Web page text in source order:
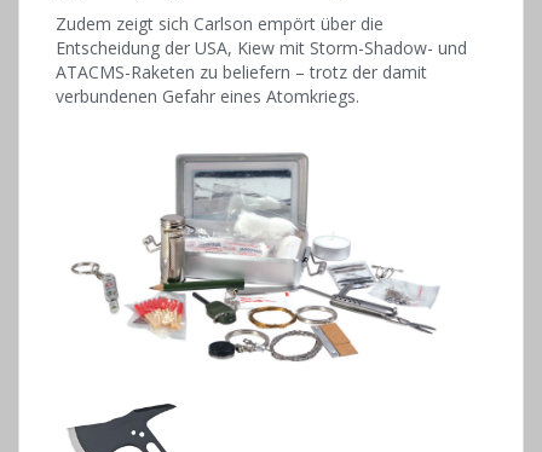
Zudem zeigt sich Carlson empört über die
Entscheidung der USA, Kiew mit Storm-Shadow- und
ATACMS-Raketen zu beliefern – trotz der damit
verbundenen Gefahr eines Atomkriegs.